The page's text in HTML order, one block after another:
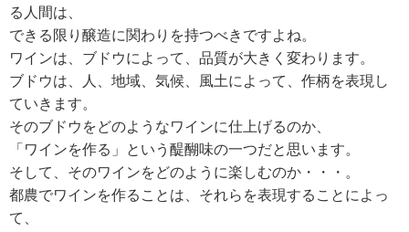
る人間は、
できる限り醸造に関わりを持つべきですよね。
ワインは、ブドウによって、品質が大きく変わります。
ブドウは、人、地域、気候、風土によって、作柄を表現し
ていきます。
そのブドウをどのようなワインに仕上げるのか、
「ワインを作る」という醍醐味の一つだと思います。
そして、そのワインをどのように楽しむのか・・・。
都農でワインを作ることは、それらを表現することによっ
て、